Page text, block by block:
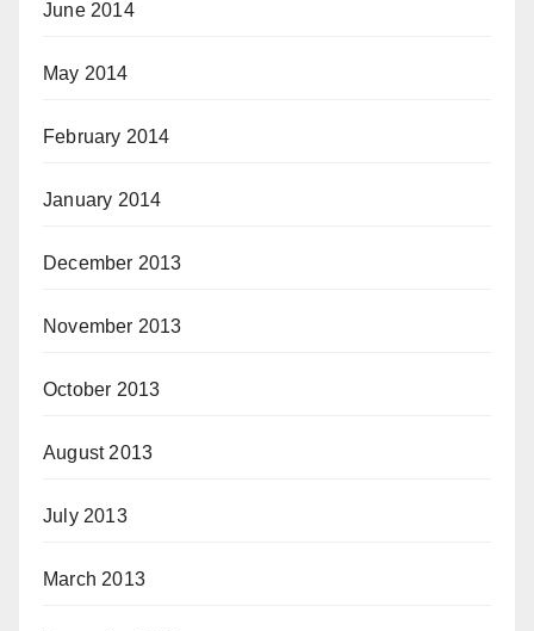
June 2014
May 2014
February 2014
January 2014
December 2013
November 2013
October 2013
August 2013
July 2013
March 2013